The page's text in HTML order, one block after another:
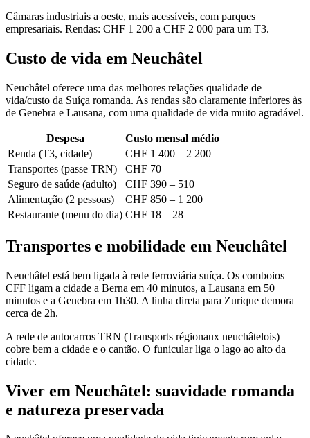
Câmaras industriais a oeste, mais acessíveis, com parques
empresariais. Rendas: CHF 1 200 a CHF 2 000 para um T3.
Custo de vida em Neuchâtel
Neuchâtel oferece uma das melhores relações qualidade de
vida/custo da Suíça romanda. As rendas são claramente inferiores às
de Genebra e Lausana, com uma qualidade de vida muito agradável.
Despesa
Custo mensal médio
Renda (T3, cidade)
CHF 1 400 – 2 200
Transportes (passe TRN)
CHF 70
Seguro de saúde (adulto)
CHF 390 – 510
Alimentação (2 pessoas)
CHF 850 – 1 200
Restaurante (menu do dia) CHF 18 – 28
Transportes e mobilidade em Neuchâtel
Neuchâtel está bem ligada à rede ferroviária suíça. Os comboios
CFF ligam a cidade a Berna em 40 minutos, a Lausana em 50
minutos e a Genebra em 1h30. A linha direta para Zurique demora
cerca de 2h.
A rede de autocarros TRN (Transports régionaux neuchâtelois)
cobre bem a cidade e o cantão. O funicular liga o lago ao alto da
cidade.
Viver em Neuchâtel: suavidade romanda
e natureza preservada